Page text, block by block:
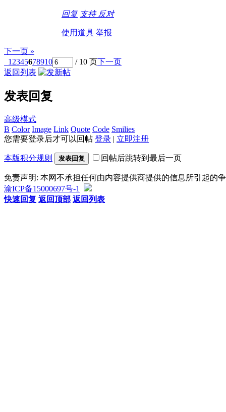
回复 支持 反对
使用道具 举报
下一页 »
1 2345678910 / 10 页下一页
返回列表
发表回复
高级模式
B Color Image Link Quote Code Smilies
您需要登录后才可以回帖 登录 | 立即注册
本版积分规则 发表回复 回帖后跳转到最后一页
免责声明: 本网不承担任何由内容提供商提供的信息所引起的
渝ICP备15000697号-1
快速回复 返回顶部 返回列表